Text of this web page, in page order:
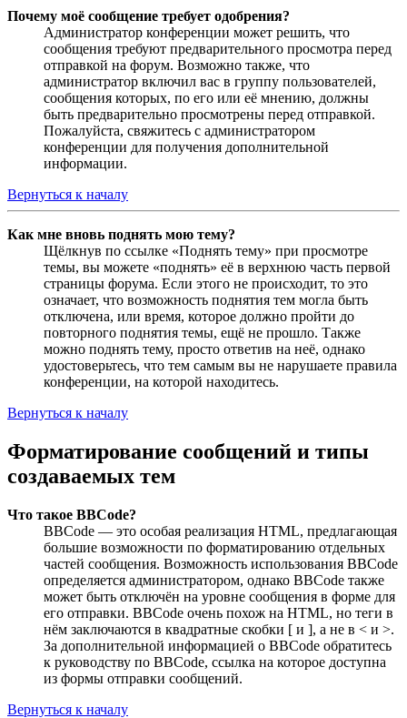
Почему моё сообщение требует одобрения?
Администратор конференции может решить, что
сообщения требуют предварительного просмотра перед
отправкой на форум. Возможно также, что
администратор включил вас в группу пользователей,
сообщения которых, по его или её мнению, должны
быть предварительно просмотрены перед отправкой.
Пожалуйста, свяжитесь с администратором
конференции для получения дополнительной
информации.
Вернуться к началу
Как мне вновь поднять мою тему?
Щёлкнув по ссылке «Поднять тему» при просмотре
темы, вы можете «поднять» её в верхнюю часть первой
страницы форума. Если этого не происходит, то это
означает, что возможность поднятия тем могла быть
отключена, или время, которое должно пройти до
повторного поднятия темы, ещё не прошло. Также
можно поднять тему, просто ответив на неё, однако
удостоверьтесь, что тем самым вы не нарушаете правила
конференции, на которой находитесь.
Вернуться к началу
Форматирование сообщений и типы
создаваемых тем
Что такое BBCode?
BBCode — это особая реализация HTML, предлагающая
большие возможности по форматированию отдельных
частей сообщения. Возможность использования BBCode
определяется администратором, однако BBCode также
может быть отключён на уровне сообщения в форме для
его отправки. BBCode очень похож на HTML, но теги в
нём заключаются в квадратные скобки [ и ], а не в < и >.
За дополнительной информацией о BBCode обратитесь
к руководству по BBCode, ссылка на которое доступна
из формы отправки сообщений.
Вернуться к началу